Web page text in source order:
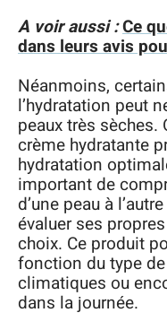
A voir aussi :Ce
dans leurs avis
Néanmoins,
l’hydratation peut
peaux très sèches.
crème hydratante
hydratation
important de
d’une peau à
évaluer ses
choix. Ce produit
fonction du type
climatiques ou
dans la journée.